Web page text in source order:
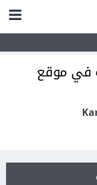
في موقع